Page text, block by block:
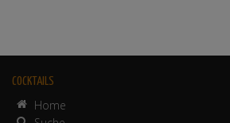
COCKTAILS
Home